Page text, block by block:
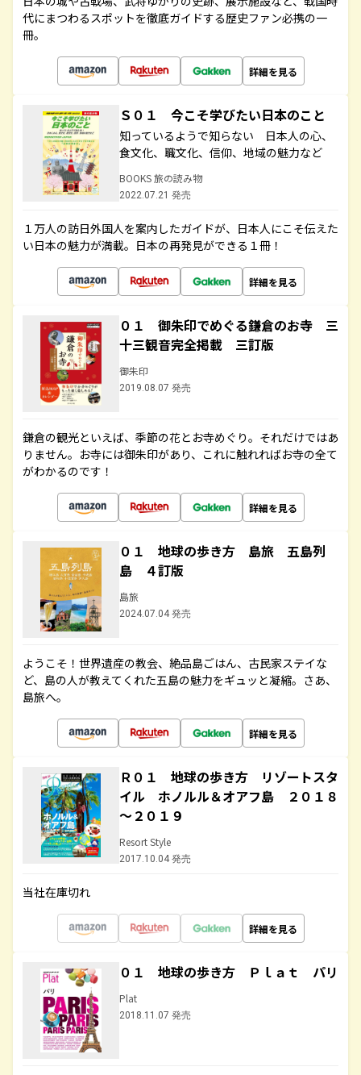
代にまつわるスポットを徹底ガイドする歴史ファン必携の一
冊。
詳細を見る
Ｓ０１ 今こそ学びたい日本のこと
知っているようで知らない 日本人の心、
食文化、職文化、信仰、地域の魅力など
BOOKS 旅の読み物
2022.07.21 発売
１万人の訪日外国人を案内したガイドが、日本人にこそ伝えた
い日本の魅力が満載。日本の再発見ができる１冊！
詳細を見る
０１ 御朱印でめぐる鎌倉のお寺 三
十三観音完全掲載 三訂版
御朱印
2019.08.07 発売
鎌倉の観光といえば、季節の花とお寺めぐり。それだけではあ
りません。お寺には御朱印があり、これに触れればお寺の全て
がわかるのです！
詳細を見る
０１ 地球の歩き方 島旅 五島列
島 ４訂版
島旅
2024.07.04 発売
ようこそ！世界遺産の教会、絶品島ごはん、古民家ステイな
ど、島の人が教えてくれた五島の魅力をギュッと凝縮。さあ、
島旅へ。
詳細を見る
Ｒ０１ 地球の歩き方 リゾートスタ
イル ホノルル＆オアフ島 ２０１８
～２０１９
Resort Style
2017.10.04 発売
当社在庫切れ
詳細を見る
０１ 地球の歩き方 Ｐｌａｔ パリ
Plat
2018.11.07 発売